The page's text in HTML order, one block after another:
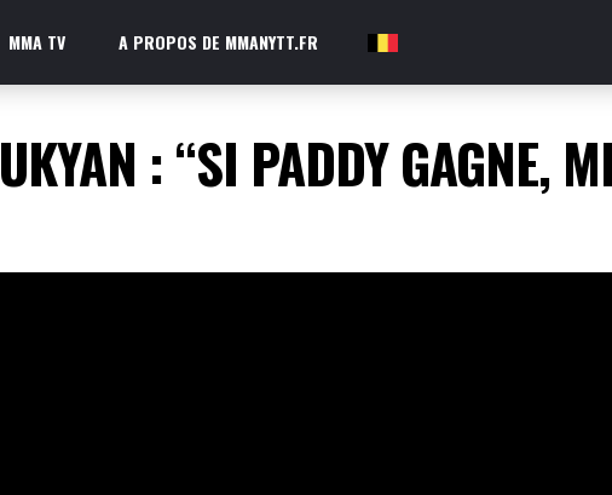
MMA TV A PROPOS DE MMANYTT.FR FR
: “SI PADDY GAGNE,